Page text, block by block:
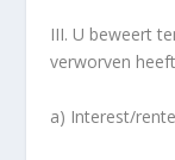
III. U beweert
verworven heeft
a) Interest/